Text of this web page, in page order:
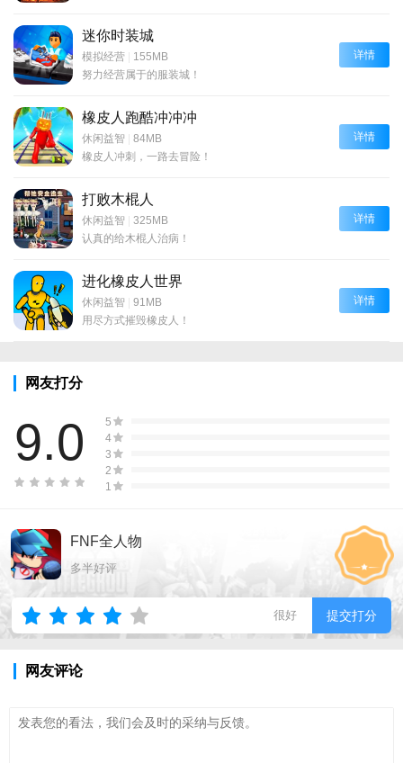
迷你时装城
模拟经营 | 155MB
努力经营属于的服装城！
详情
橡皮人跑酷冲冲冲
休闲益智 | 84MB
橡皮人冲刺，一路去冒险！
详情
打败木棍人
休闲益智 | 325MB
认真的给木棍人治病！
详情
进化橡皮人世界
休闲益智 | 91MB
用尽方式摧毁橡皮人！
详情
网友打分
9.0
5
4
3
2
1
FNF全人物
多半好评
很好 提交打分
网友评论